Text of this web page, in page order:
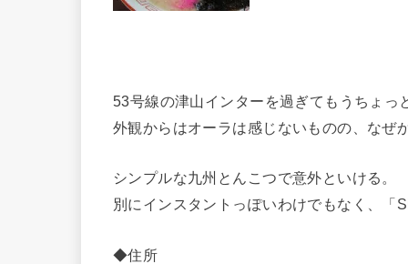
53号線の津山インターを過ぎてもうちょっ
外観からはオーラは感じないものの、なぜ
シンプルな九州とんこつで意外といける。
別にインスタントっぽいわけでもなく、「
◆住所